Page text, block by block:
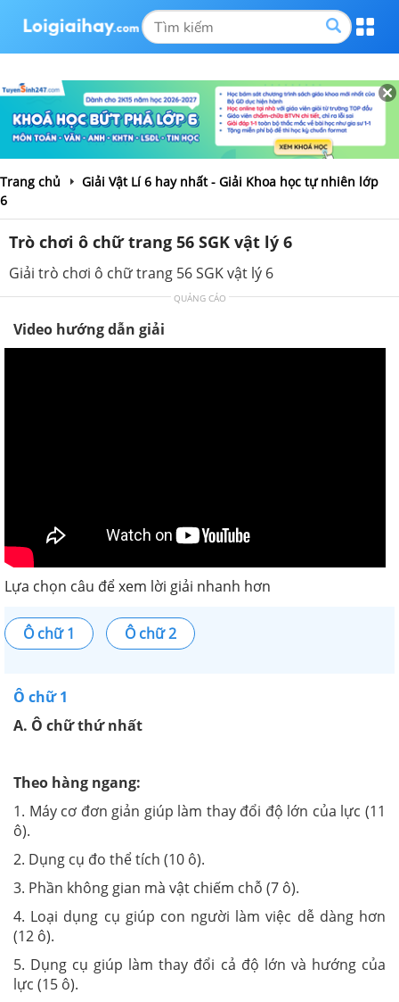
Trang chủ
Giải Vật Lí 6 hay nhất - Giải Khoa học tự nhiên lớp
6
Trò chơi ô chữ trang 56 SGK vật lý 6
Giải trò chơi ô chữ trang 56 SGK vật lý 6
QUẢNG CÁO
Video hướng dẫn giải
Lựa chọn câu để xem lời giải nhanh hơn
Ô chữ 1 Ô chữ 2
Ô chữ 1
A. Ô chữ thứ nhất
Theo hàng ngang:
1. Máy cơ đơn giản giúp làm thay đổi độ lớn của lực (11
ô).
2. Dụng cụ đo thể tích (10 ô).
3. Phần không gian mà vật chiếm chỗ (7 ô).
4. Loại dụng cụ giúp con người làm việc dễ dàng hơn
(12 ô).
5. Dụng cụ giúp làm thay đổi cả độ lớn và hướng của
lực (15 ô).